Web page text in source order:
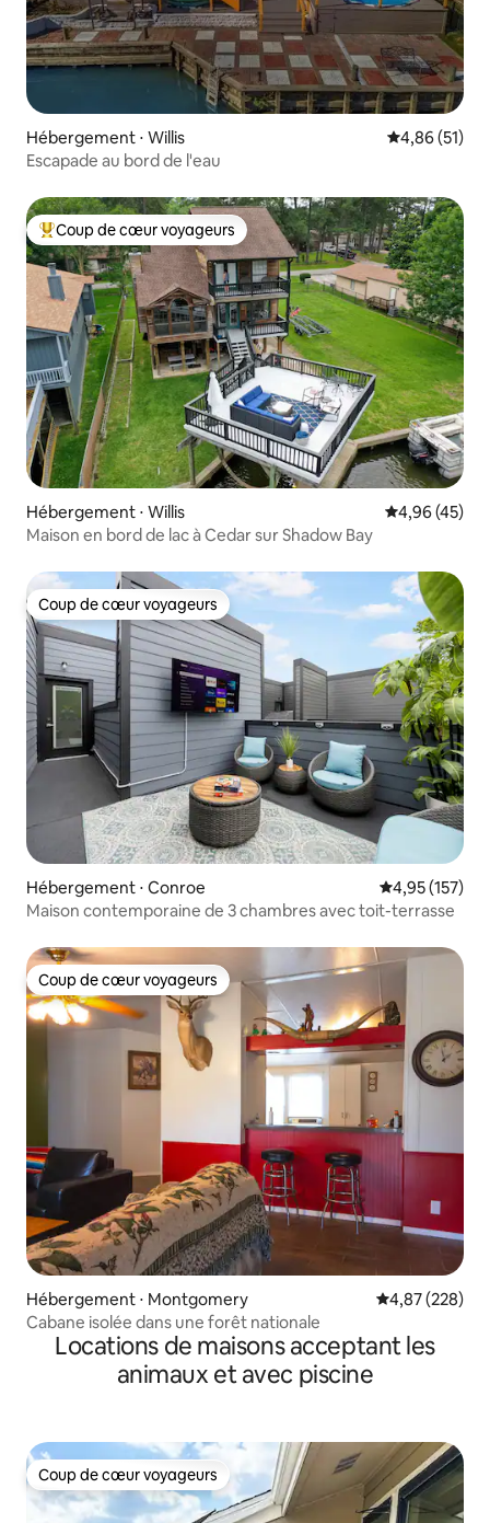
Hébergement ⋅ Willis Évaluation
4,86 (51)
Escapade au bord de l'eau
Coups de cœur voyageurs les plus appréciés
Coup de cœur voyageurs
Hébergement ⋅ Willis Évaluation
4,96 (45)
Maison en bord de lac à Cedar sur Shadow Bay
Coup de cœur voyageurs
Coup de cœur voyageurs
Hébergement ⋅ Conroe Évaluation
4,95 (157)
Maison contemporaine de 3 chambres avec toit-terrasse
Coup de cœur voyageurs
Coup de cœur voyageurs
Hébergement ⋅ Montgomery Évaluation
4,87 (228)
Cabane isolée dans une forêt nationale
Locations de maisons acceptant les
animaux et avec piscine
Coup de cœur voyageurs
Coup de cœur voyageurs